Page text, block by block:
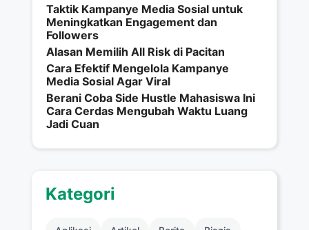
Taktik Kampanye Media Sosial untuk
Meningkatkan Engagement dan
Followers
Alasan Memilih All Risk di Pacitan
Cara Efektif Mengelola Kampanye
Media Sosial Agar Viral
Berani Coba Side Hustle Mahasiswa Ini
Cara Cerdas Mengubah Waktu Luang
Jadi Cuan
Kategori